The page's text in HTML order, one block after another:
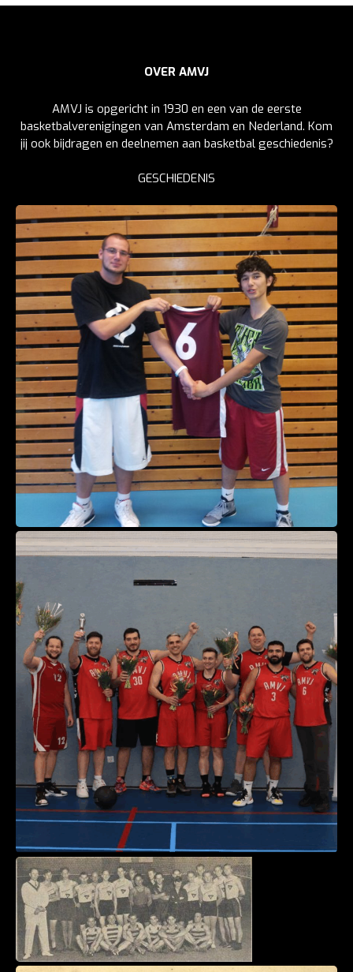
OVER AMVJ
AMVJ is opgericht in 1930 en een van de eerste
basketbalverenigingen van Amsterdam en Nederland. Kom
jij ook bijdragen en deelnemen aan basketbal geschiedenis?
GESCHIEDENIS